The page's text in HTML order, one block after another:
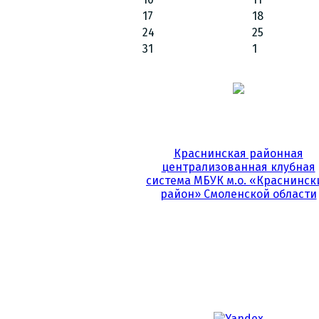
17
18
24
25
31
1
Краснинская районная
централизованная клубная
система МБУК м.о.
район» Смоленской области